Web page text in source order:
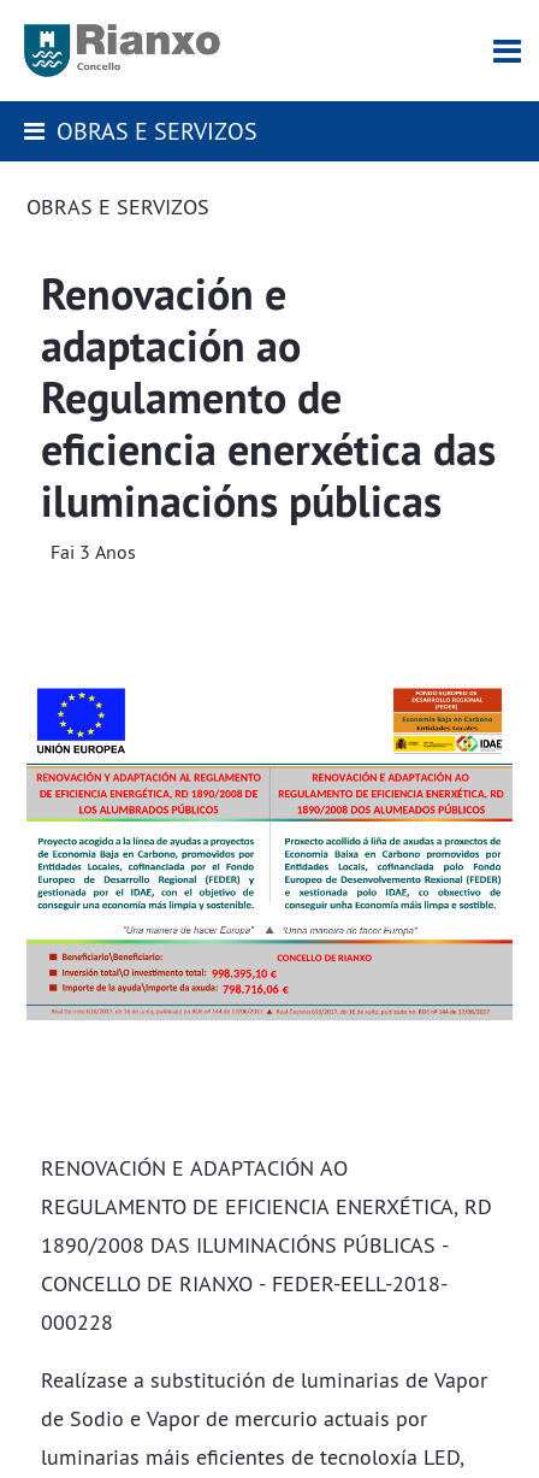
OBRAS E SERVIZOS
OBRAS E SERVIZOS
Renovación e
adaptación ao
Regulamento de
eficiencia enerxética das
iluminacións públicas
Fai 3 Anos
RENOVACIÓN E ADAPTACIÓN AO
REGULAMENTO DE EFICIENCIA ENERXÉTICA, RD
1890/2008 DAS ILUMINACIÓNS PÚBLICAS -
CONCELLO DE RIANXO - FEDER-EELL-2018-
000228
Realízase a substitución de luminarias de Vapor
de Sodio e Vapor de mercurio actuais por
luminarias máis eficientes de tecnoloxía LED,